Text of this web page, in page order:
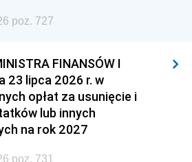
poz. 727
FINANSÓW I
23 lipca 2026 r. w
opłat za usunięcie i
lub innych
na rok 2027
poz. 731